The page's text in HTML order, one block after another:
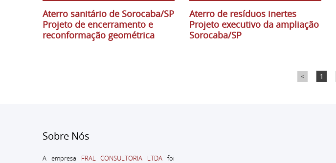
Aterro sanitário de Sorocaba/SP
Projeto de encerramento e
reconformação geométrica
Aterro de resíduos inertes
Projeto executivo da ampliação
Sorocaba/SP
< 1
Sobre Nós
A empresa FRAL CONSULTORIA LTDA foi